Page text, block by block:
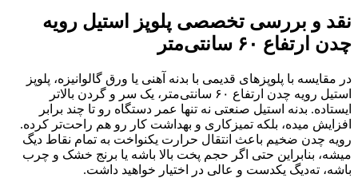
نقد و بررسی تخصصی پلوپز استیل رویه
چدن ارتفاع ۶۰ سانتی‌متر
در مقایسه با پلوپزهای قدیمی با بدنه آهنی یا ورق گالوانیزه، پلوپز
استیل رویه چدن ارتفاع ۶۰ سانتی‌متر، یک سر و گردن بالاتر
ایستاده. بدنه استیل صنعتی نه تنها عمر دستگاه رو تا چند برابر
افزایش میده، بلکه تمیزکاری و بهداشت کار رو هم راحت‌تر کرده.
رویه چدن ضخیم باعث انتقال حرارت یکنواخت به تمام نقاط دیگ
میشه، بنابراین حتی اگر حجم پخت بالا باشه یا برنج خشک و چرب
باشه، ته‌دیگ یکدست و عالی در اختیار خواهید داشت.